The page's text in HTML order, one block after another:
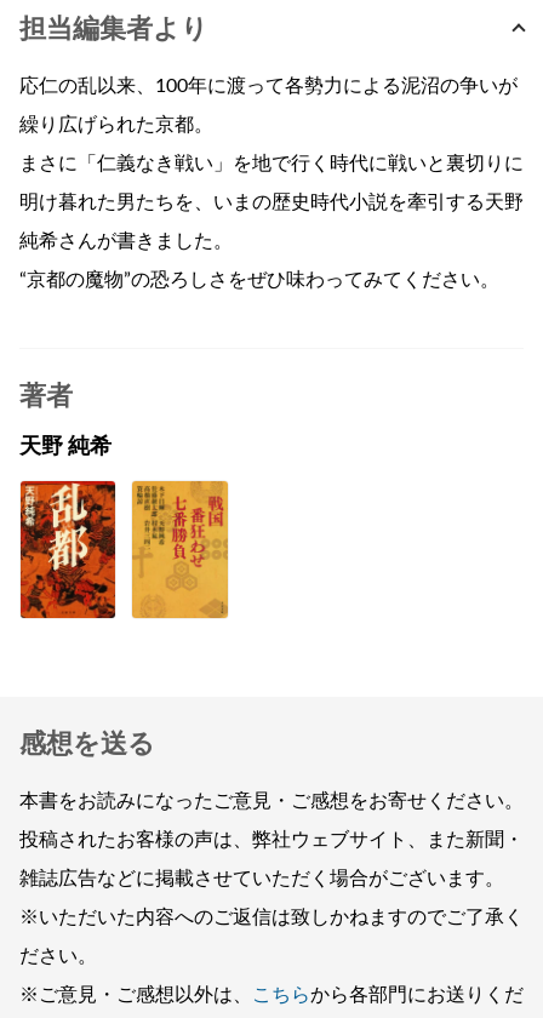
担当編集者より
応仁の乱以来、100年に渡って各勢力による泥沼の争いが
繰り広げられた京都。
まさに「仁義なき戦い」を地で行く時代に戦いと裏切りに
明け暮れた男たちを、いまの歴史時代小説を牽引する天野
純希さんが書きました。
“京都の魔物”の恐ろしさをぜひ味わってみてください。
著者
天野 純希
感想を送る
本書をお読みになったご意見・ご感想をお寄せください。
投稿されたお客様の声は、弊社ウェブサイト、また新聞・
雑誌広告などに掲載させていただく場合がございます。
※いただいた内容へのご返信は致しかねますのでご了承く
ださい。
※ご意見・ご感想以外は、
こちらから各部門にお送りくだ